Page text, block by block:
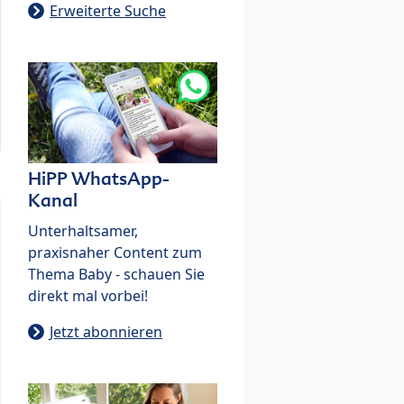
Erweiterte Suche
HiPP WhatsApp-
Kanal
Unterhaltsamer,
praxisnaher Content zum
Thema Baby - schauen Sie
direkt mal vorbei!
Jetzt abonnieren